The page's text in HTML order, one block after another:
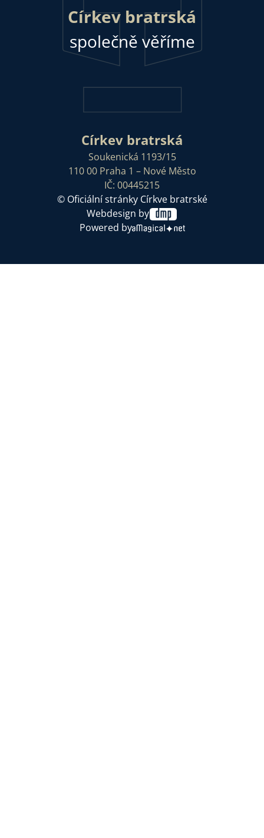
Církev bratrská
společně věříme
Církev bratrská
Soukenická 1193/15
110 00 Praha 1 – Nové Město
IČ: 00445215
© Oficiální stránky Církve bratrské
Webdesign by
Powered by